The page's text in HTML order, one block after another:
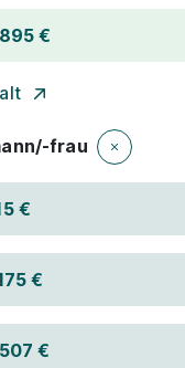
€
frau
€
€
€